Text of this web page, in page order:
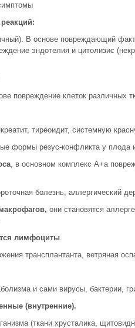
В основе повреждающий
эндотелия и цитолизис
повреждение клеток различных
тиреоидит, системную
формы резус-конфликта у плода
, в основном комплекс А+а
болезнь, аллергический
они становятся
лимфоциты.
трансплантанта, ветряная
и сами вирусы, бактерии,
(внутренние).
(ткани хрусталика,